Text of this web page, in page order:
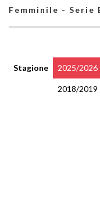
Femminile - Serie
Stagione 2025/2026
2018/2019